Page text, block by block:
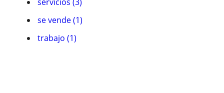
se vende (1)
trabajo (1)